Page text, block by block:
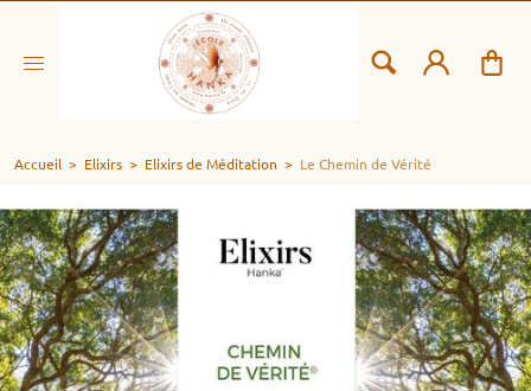
Accueil > Elixirs > Elixirs de Méditation > Le Chemin de Vérité